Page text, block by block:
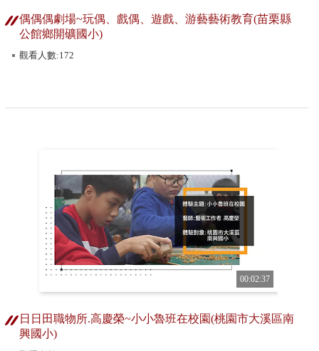
偶偶偶劇場~玩偶、戲偶、遊戲、游藝藝術教育(苗栗縣
公館鄉開礦國小)
觀看人數:172
00:02:37
日日田職物所.高慶榮~小小魯班在校園(桃園市大溪區南
興國小)